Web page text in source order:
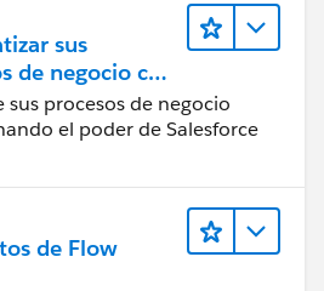
sus
de negocio con
Flow
sus procesos de negocio
el poder de Salesforce
de Flow